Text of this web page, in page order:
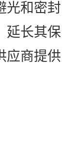
光和密封
延长其保
应商提供